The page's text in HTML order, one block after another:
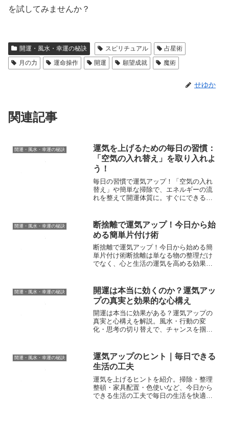
を試してみませんか？
開運・風水・幸運の秘訣 スピリチュアル
占星術
月の力
運命操作 開運 願望成就 魔術
せゆか
関連記事
開運・風水・幸運の秘訣
運気を上げるための毎日の習慣：
「空気の入れ替え」を取り入れよ
う！
毎日の習慣で運気アップ！「空気の入れ
替え」や簡単な掃除で、エネルギーの流
れを整えて開運体質に。すぐにできる方
開運・風水・幸運の秘訣
断捨離で運気アップ！今日から始
める簡単片付け術
断捨離で運気アップ！今日から始める簡
単片付け術断捨離は単なる物の整理だけ
でなく、心と生活の運気を高める効果が
見えてきます。その結果、空間に新しい
運気や良いエネルギーを呼...
開運・風水・幸運の秘訣
開運は本当に効くのか？運気アッ
プの真実と効果的な心構え
開運は本当に効果がある？運気アップの
真実と心構えを解説。風水・行動の変
化・思考の切り替えで、チャンスを掴む
開運・風水・幸運の秘訣
運気アップのヒント｜毎日できる
生活の工夫
運気を上げるヒントを紹介。掃除・整理
整頓・家具配置・色使いなど、今日から
できる生活の工夫で毎日の生活を快適に